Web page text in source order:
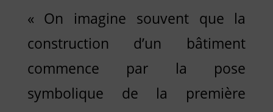
« On imagine souvent que la
construction d’un bâtiment
commence par la pose
symbolique de la première